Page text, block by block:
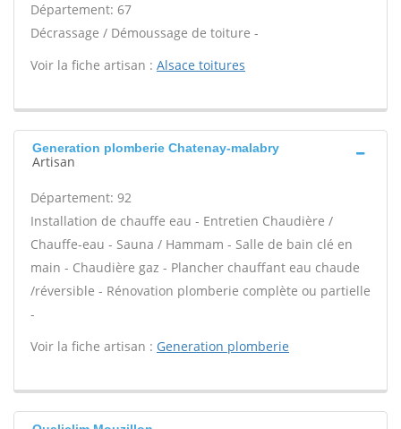
Département: 67
Décrassage / Démoussage de toiture -
Voir la fiche artisan : Alsace toitures
Generation plomberie Chatenay-malabry
Artisan
Département: 92
Installation de chauffe eau - Entretien Chaudière /
Chauffe-eau - Sauna / Hammam - Salle de bain clé en
main - Chaudière gaz - Plancher chauffant eau chaude
/réversible - Rénovation plomberie complète ou partielle
-
Voir la fiche artisan : Generation plomberie